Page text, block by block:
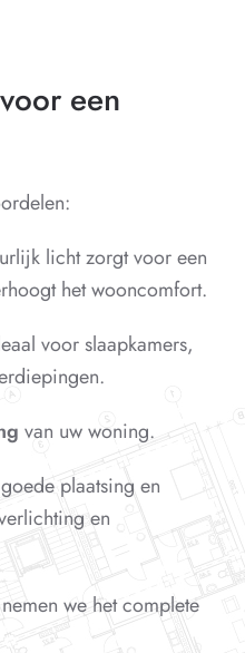
een
licht zorgt voor een
het wooncomfort.
voor slaapkamers,
van uw woning.
plaatsing en
en
we het complete